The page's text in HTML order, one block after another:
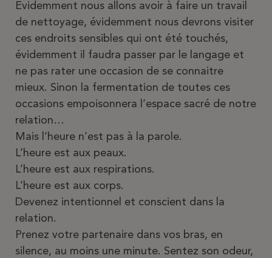
Evidemment nous allons avoir à faire un travail
de nettoyage, évidemment nous devrons visiter
ces endroits sensibles qui ont été touchés,
évidemment il faudra passer par le langage et
ne pas rater une occasion de se connaitre
mieux. Sinon la fermentation de toutes ces
occasions empoisonnera l’espace sacré de notre
relation…
Mais l’heure n’est pas à la parole.
L’heure est aux peaux.
L’heure est aux respirations.
L’heure est aux corps.
Devenez intentionnel et conscient dans la
relation.
Prenez votre partenaire dans vos bras, en
silence, au moins une minute. Sentez son odeur,